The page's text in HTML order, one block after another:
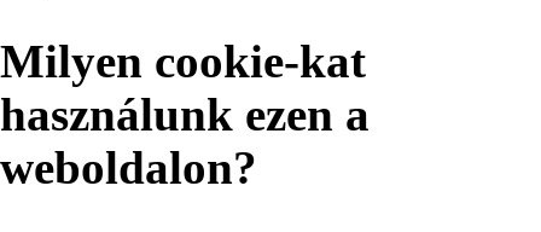
Milyen cookie-kat
használunk ezen a
weboldalon?